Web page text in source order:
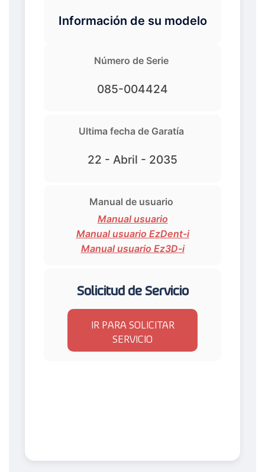
Información de su modelo
Número de Serie
085-004424
Ultima fecha de Garatía
22 - Abril - 2035
Manual de usuario
Manual usuario
Manual usuario EzDent-i
Manual usuario Ez3D-i
Solicitud de Servicio
IR PARA SOLICITAR
SERVICIO